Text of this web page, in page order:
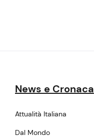
News e Cronaca
Attualità Italiana
Dal Mondo